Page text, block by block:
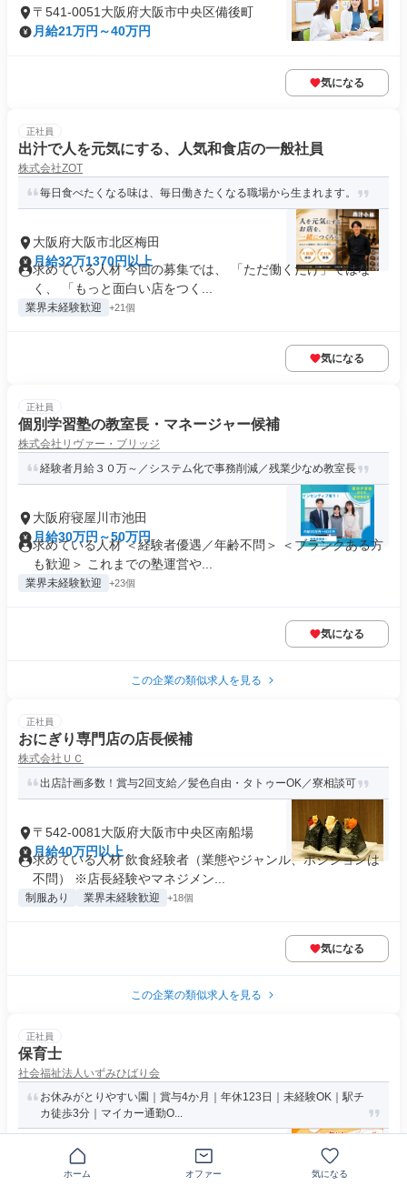
〒541-0051大阪府大阪市中央区備後町
月給21万円～40万円
気になる
正社員
出汁で人を元気にする、人気和食店の一般社員
株式会社ZOT
毎日食べたくなる味は、毎日働きたくなる職場から生まれます。
大阪府大阪市北区梅田
月給32万1370円以上
求めている人材 今回の募集では、 「ただ働くだけ」ではな
く、 「もっと面白い店をつく...
業界未経験歓迎 +21個
気になる
正社員
個別学習塾の教室長・マネージャー候補
株式会社リヴァー・ブリッジ
経験者月給３０万～／システム化で事務削減／残業少なめ教室長
大阪府寝屋川市池田
月給30万円～50万円
求めている人材 ＜経験者優遇／年齢不問＞ ＜ブランクある方
も歓迎＞ これまでの塾運営や...
業界未経験歓迎 +23個
気になる
この企業の類似求人を見る
正社員
おにぎり専門店の店長候補
株式会社ＵＣ
出店計画多数！賞与2回支給／髪色自由・タトゥーOK／寮相談可
〒542-0081大阪府大阪市中央区南船場
月給40万円以上
求めている人材 飲食経験者（業態やジャンル、ポジションは
不問） ※店長経験やマネジメン...
制服あり 業界未経験歓迎 +18個
気になる
この企業の類似求人を見る
正社員
保育士
社会福祉法人いずみひばり会
お休みがとりやすい園｜賞与4か月｜年休123日｜未経験OK｜駅チ
カ徒歩3分｜マイカー通勤O...
大阪府和泉市和泉中央駅
年俸385万円～472万円
ホーム オファー 気になる